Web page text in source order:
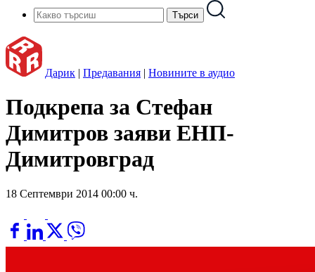
Дарик | Предавания | Новините в аудио
Подкрепа за Стефан
Димитров заяви ЕНП-
Димитровград
18 Септември 2014 00:00 ч.